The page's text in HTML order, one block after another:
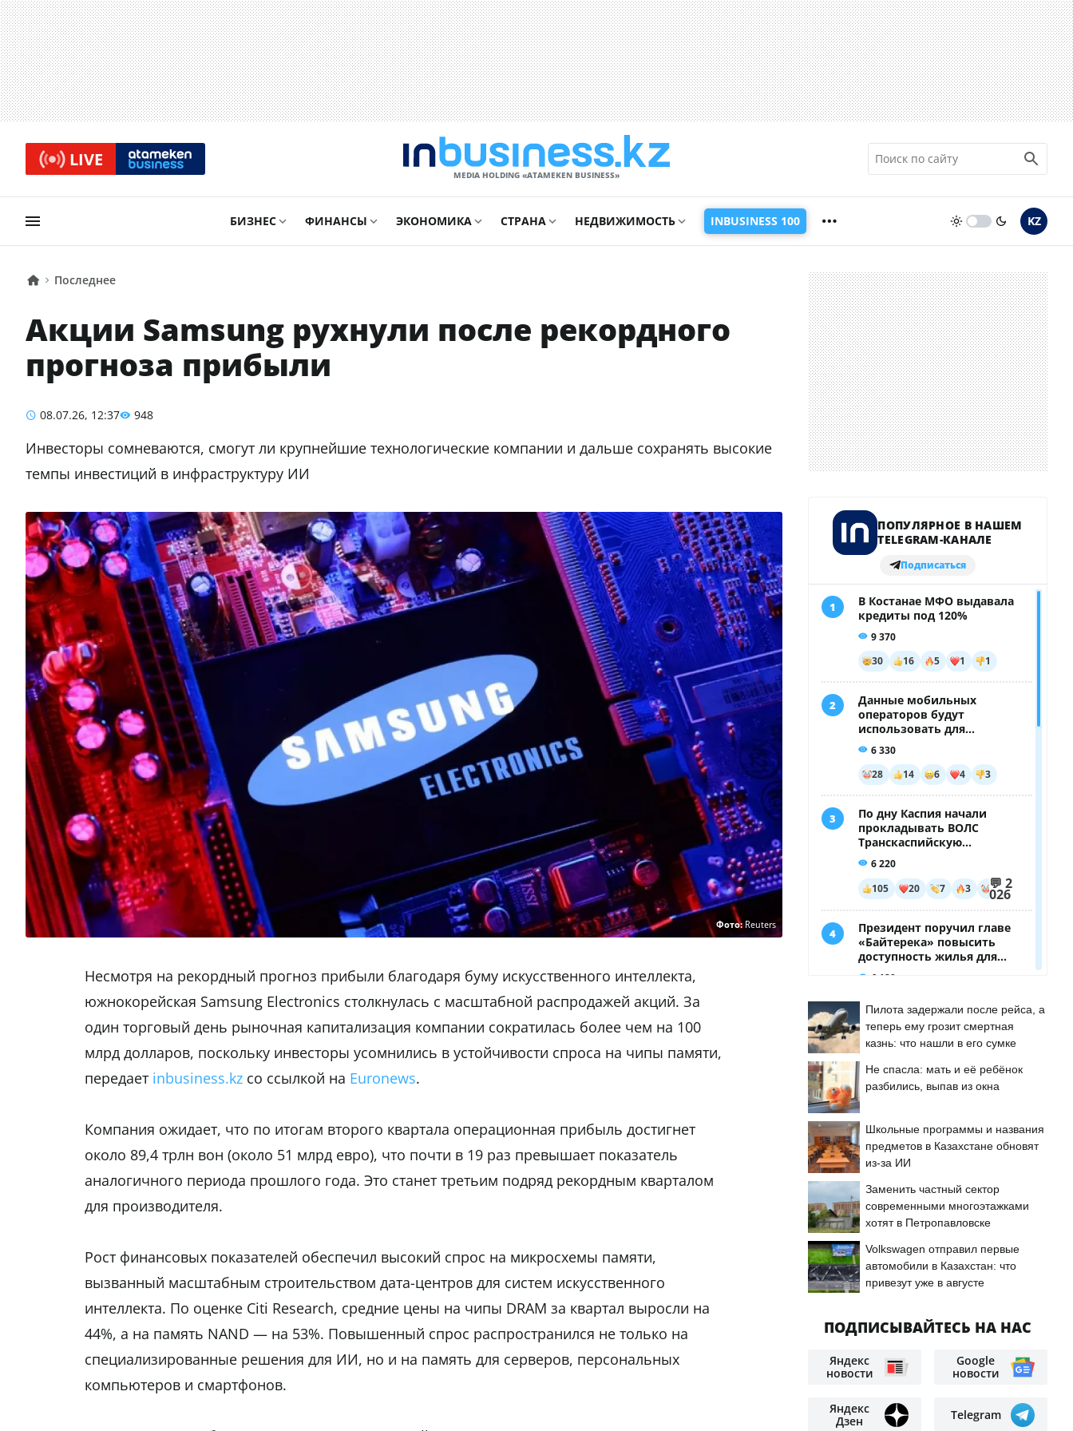
LIVE
MEDIA HOLDING «ATAMEKЕN BUSINESS»
БИЗНЕС ФИНАНСЫ ЭКОНОМИКА СТРАНА НЕДВИЖИМОСТЬ INBUSINESS 100 KZ
Последнее
Акции Samsung рухнули после рекордного
прогноза прибыли
08.07.26, 12:37 948
Инвесторы сомневаются, смогут ли крупнейшие технологические компании и дальше сохранять высокие
темпы инвестиций в инфраструктуру ИИ
Фото:Reuters
Несмотря на рекордный прогноз прибыли благодаря буму искусственного интеллекта,
южнокорейская Samsung Electronics столкнулась с масштабной распродажей акций. За
один торговый день рыночная капитализация компании сократилась более чем на 100
млрд долларов, поскольку инвесторы усомнились в устойчивости спроса на чипы памяти,
передаетinbusiness.kz со ссылкой на Euronews.
Компания ожидает, что по итогам второго квартала операционная прибыль достигнет
около 89,4 трлн вон (около 51 млрд евро), что почти в 19 раз превышает показатель
аналогичного периода прошлого года. Это станет третьим подряд рекордным кварталом
для производителя.
Рост финансовых показателей обеспечил высокий спрос на микросхемы памяти,
вызванный масштабным строительством дата-центров для систем искусственного
интеллекта. По оценке Citi Research, средние цены на чипы DRAM за квартал выросли на
44%, а на память NAND — на 53%. Повышенный спрос распространился не только на
специализированные решения для ИИ, но и на память для серверов, персональных
компьютеров и смартфонов.
Пилота задержали после рейса, а
теперь ему грозит смертная
казнь: что нашли в его сумке
Не спасла: мать и её ребёнок
разбились, выпав из окна
Школьные программы и названия
предметов в Казахстане обновят
из-за ИИ
Заменить частный сектор
современными многоэтажками
хотят в Петропавловске
Volkswagen отправил первые
автомобили в Казахстан: что
привезут уже в августе
ПОДПИСЫВАЙТЕСЬ НА НАС
Яндекс
новости
Google
новости
Яндекс
Дзен
Telegram